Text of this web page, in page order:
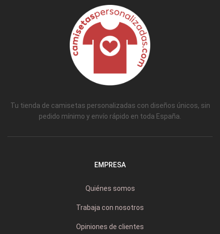
Tu tienda de camisetas personalizadas con diseños únicos, sin
pedido mínimo y envío rápido en toda España.
EMPRESA
Quiénes somos
Trabaja con nosotros
Opiniones de clientes